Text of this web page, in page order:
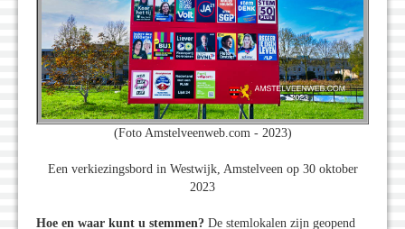
(Foto Amstelveenweb.com - 2023)
Een verkiezingsbord in Westwijk, Amstelveen op 30 oktober
2023
Hoe en waar kunt u stemmen? De stemlokalen zijn geopend